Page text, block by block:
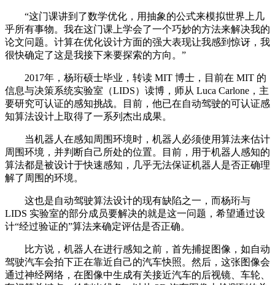
“这门课讲到了数学优化，用抽象的公式来模拟世界上几
乎所有事物。我在这门课上学会了一个巧妙的方法来解决我的
论文问题。计算在优化设计方面的强大表现让我感到惊讶，我
很快确定了这是我接下来要探索的方向。”
2017年，杨珩硕士毕业，转读 MIT 博士，目前在 MIT 的
信息与决策系统实验室（LIDS）读博，师从 Luca Carlone，主
要研究可认证的感知挑战。目前，他已在自动驾驶的可认证感
知算法设计上取得了一系列杰出成果。
当机器人在感知周围环境时，机器人必须使用算法来估计
周围环境，并判断自己所处的位置。目前，用于机器人感知的
算法都是被设计于快速感知，几乎无法保证机器人是否正确理
解了周围的环境。
这也是自动驾驶算法设计的现有缺陷之一，而杨珩与
LIDS 实验室的部分成员要解决的就是这一问题，希望通过设
计“经过验证的”算法来确定评估是否正确。
比方说，机器人在进行感知之前，首先捕捉图像，如自动
驾驶汽车会拍下正在靠近自己的汽车快照。然后，这张图像会
通过神经网络，在图像中生成有关接近汽车的后视镜、车轮、